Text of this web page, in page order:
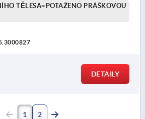
TĚLESA=POTAŽENO PRÁŠKOVOU
DETAILY
1 2